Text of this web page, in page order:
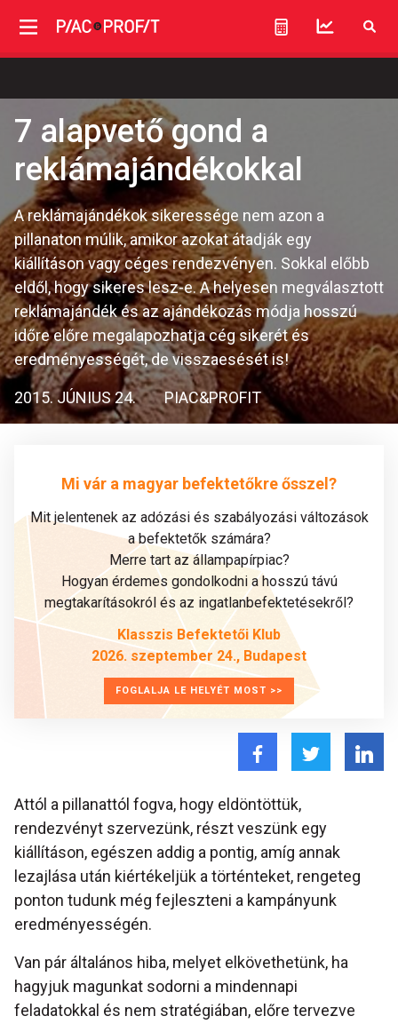
7 alapvető gond a
reklámajándékokkal
A reklámajándékok sikeressége nem azon a
pillanaton múlik, amikor azokat átadják egy
kiállításon vagy céges rendezvényen. Sokkal előbb
eldől, hogy sikeres lesz-e. A helyesen megválasztott
reklámajándék és az ajándékozás módja hosszú
időre előre megalapozhatja cég sikerét és
eredményességét, de visszaesését is!
2015. JÚNIUS 24. PIAC&PROFIT
Mi vár a magyar befektetőkre ősszel?
Mit jelentenek az adózási és szabályozási változások
a befektetők számára?
Merre tart az állampapírpiac?
Hogyan érdemes gondolkodni a hosszú távú
megtakarításokról és az ingatlanbefektetésekről?
Klasszis Befektetői Klub
2026. szeptember 24., Budapest
FOGLALJA LE HELYÉT MOST >>
Attól a pillanattól fogva, hogy eldöntöttük,
rendezvényt szervezünk, részt veszünk egy
kiállításon, egészen addig a pontig, amíg annak
lezajlása után kiértékeljük a történteket, rengeteg
ponton tudunk még fejleszteni a kampányunk
eredményességén.
Van pár általános hiba, melyet elkövethetünk, ha
hagyjuk magunkat sodorni a mindennapi
feladatokkal és nem stratégiában, előre tervezve